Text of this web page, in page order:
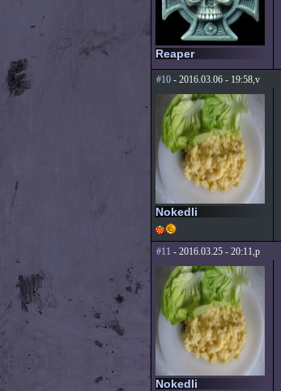
Reaper
#10- 2016.03.06 - 19:58,v
Nokedli
#11 - 2016.03.25 - 20:11,p
Nokedli